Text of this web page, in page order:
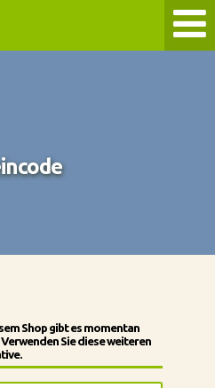
Shop gibt es momentan
Sie diese weiteren